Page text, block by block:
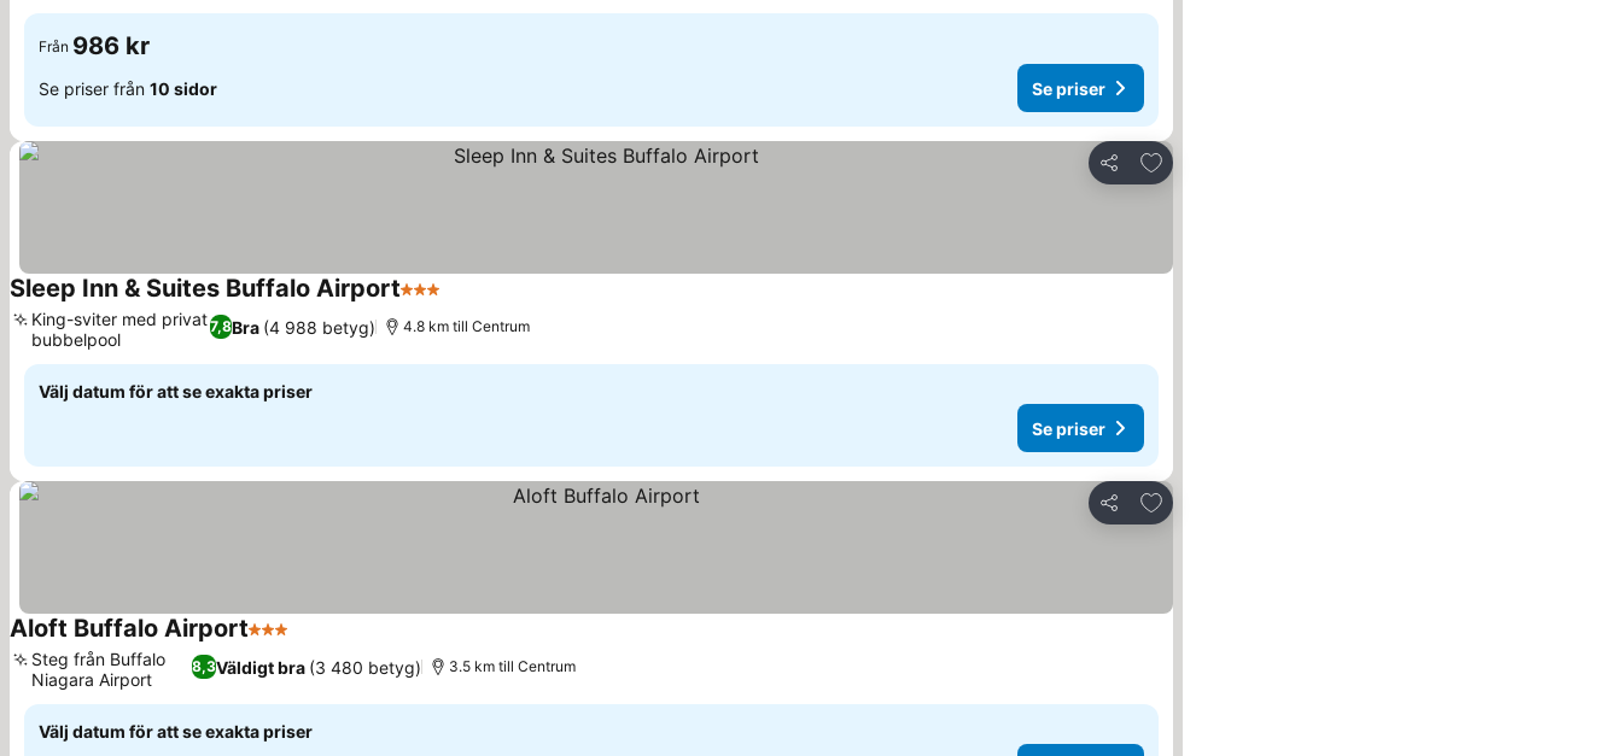
Från 986 kr
Se priser från 10 sidor Se priser
Dela
Lägg till i Mina Favoriter
Sleep Inn & Suites Buffalo Airport3 Stjärnor
7,8Bra (4 988 betyg)
King-sviter med privat
bubbelpool
4.8 km till Centrum
Välj datum för att se exakta priser
Se priser
Dela
Lägg till i Mina Favoriter
Aloft Buffalo Airport3 Stjärnor
8,3Väldigt bra (3 480 betyg)
Steg från Buffalo
Niagara Airport
3.5 km till Centrum
Välj datum för att se exakta priser